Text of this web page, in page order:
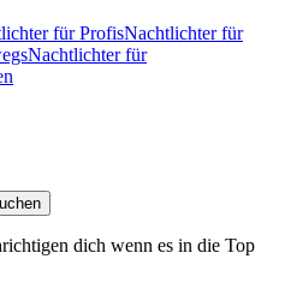
fürProfisNachtlichterfür
Nachtlichterfür
dich wenn es in die Top